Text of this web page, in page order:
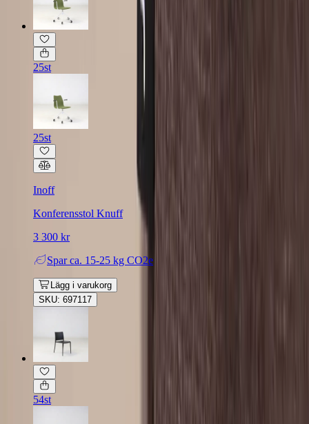
25st
25st
Inoff
Konferensstol Knuff
3 300 kr
Spar ca. 15-25 kg CO2e
Lägg i varukorg
SKU: 697117
54st